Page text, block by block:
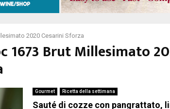
2020 Cesarini Sforza
1673 Brut Millesimato
Gourmet Ricetta della settimana
Sauté di cozze con pangrattato,